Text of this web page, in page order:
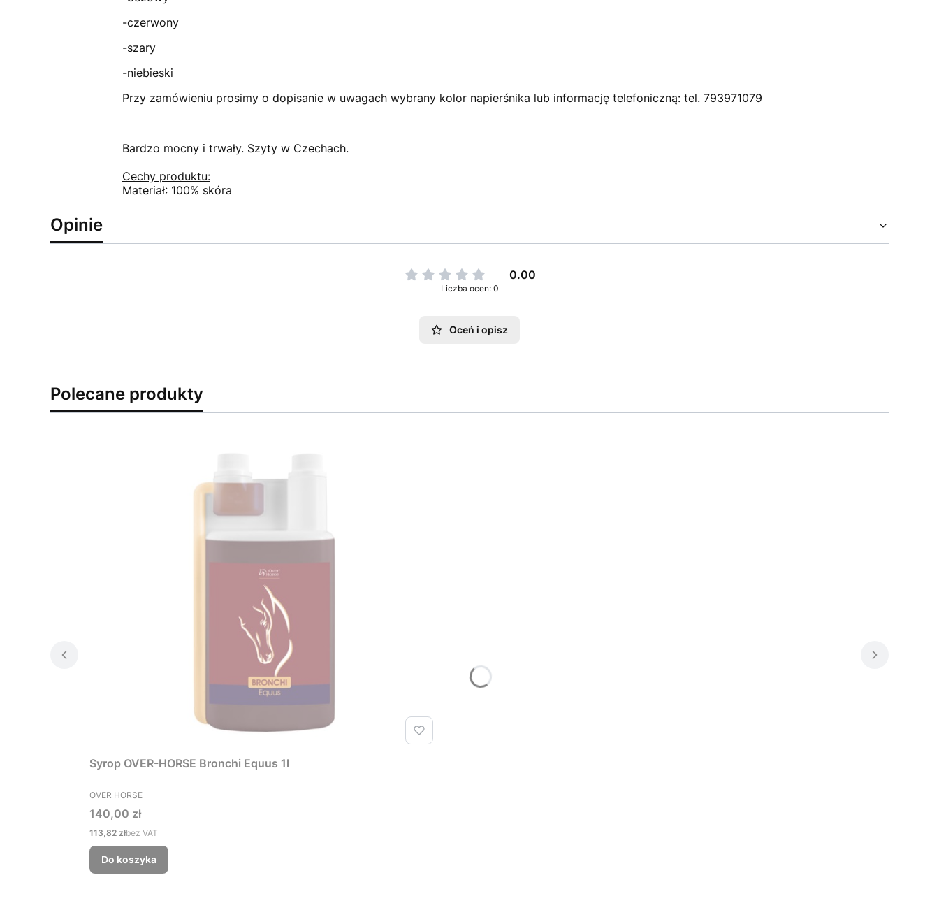
-czerwony
-szary
-niebieski
Przy zamówieniu prosimy o dopisanie w uwagach wybrany kolor napierśnika lub informację telefoniczną: tel. 793971079
Bardzo mocny i trwały. Szyty w Czechach.
Cechy produktu:
Materiał: 100% skóra
Opinie
0.00
Liczba ocen: 0
Oceń i opisz
Polecane produkty
Syrop OVER-HORSE Bronchi Equus 1l
PRODUCENT
OVER HORSE
Cena
140,00 zł
Cena
113,82 złbez VAT
Do koszyka